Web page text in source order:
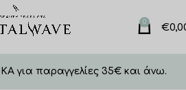
0 €
για παραγγελίες 35€ και άνω.